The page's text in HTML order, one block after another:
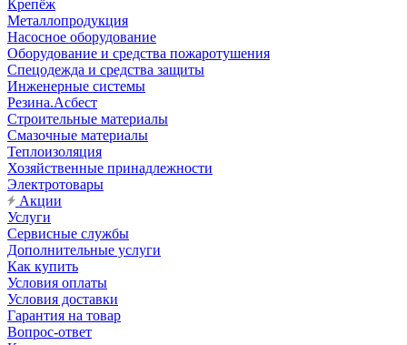
Крепёж
Металлопродукция
Насосное оборудование
Оборудование и средства пожаротушения
Спецодежда и средства защиты
Инженерные системы
Резина.Асбест
Строительные материалы
Смазочные материалы
Теплоизоляция
Хозяйственные принадлежности
Электротовары
Акции
Услуги
Сервисные службы
Дополнительные услуги
Как купить
Условия оплаты
Условия доставки
Гарантия на товар
Вопрос-ответ